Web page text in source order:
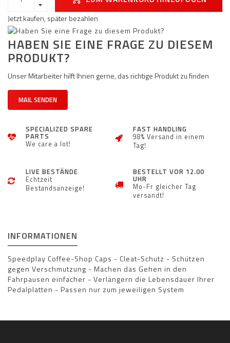
Jetzt kaufen, später bezahlen
HABEN SIE EINE FRAGE ZU DIESEM
PRODUKT?
Unser Mitarbeiter hilft Ihnen gerne, das richtige Produkt zu finden
MAIL SENDEN
SPECIALIZED SPARE
PARTS
We care a lot!
FAST HANDLING
98% Versand in einem
Tag!
LIVE BESTÄNDE
Echtzeit
Bestandsanzeige!
BESTELLT VOR 12.00
UHR
Mo-Fr gleicher Tag
versandt!
INFORMATIONEN
Speedplay Coffee-Shop Caps - Cleat-Schutz - Schützen
gegen Verschmutzung - Machen das Gehen in den
Fahrpausen einfacher - Verlängern die Lebensdauer Ihrer
Pedalplatten - Passen nur zum jeweiligen System